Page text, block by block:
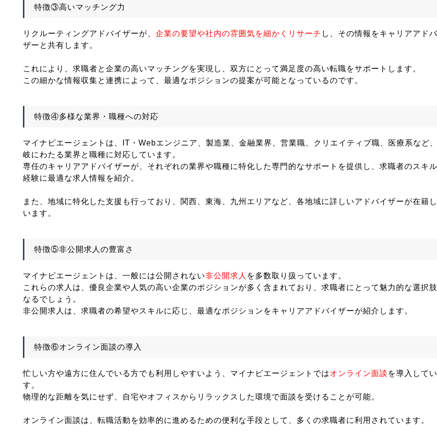
特徴③高いマッチング力
リクルーティングアドバイザーが、 企業の要望や社内の雰囲気を細かくリサーチ し、その情報をキャリアアド
ザーと共有します。
これにより、求職者と企業の高いマッチングを実現し、双方にとって満足度の高い転職をサポートします。
この細かな情報収集と連携によって、最適なポジションの提案が可能となっているのです。
特徴④多様な業界・職種への対応
マイナビエージェントは、IT・Webエンジニア、製造業、金融業界、営業職、クリエイティブ職、医療系など
岐にわたる業界と職種に対応しています。
専任のキャリアアドバイザーが、それぞれの業界や職種に特化した専門的なサポートを提供し、求職者のスキ
経験に最適な求人情報を紹介。
また、地域に特化した支援も行っており、関西、東海、九州エリアなど、各地域に詳しいアドバイザーが在籍
います。
特徴⑤非公開求人の豊富さ
マイナビエージェントは、一般には公開されない非公開求人 を多数取り扱っています。
これらの求人は、優良企業や人気の高い企業のポジションが多く含まれており、求職者にとって魅力的な選択
なるでしょう。
非公開求人は、求職者の希望やスキルに応じ、最適なポジションをキャリアアドバイザーが紹介します。
特徴⑥オンライン面談の導入
忙しい方や遠方に住んでいる方でも利用しやすいよう、マイナビエージェントではオンライン面談 を導入して
す。
物理的な距離を気にせず、自宅やオフィスからリラックスした環境で面談を受けることが可能。
オンライン面談は、転職活動を効率的に進めるための便利な手段として、多くの求職者に利用されています。